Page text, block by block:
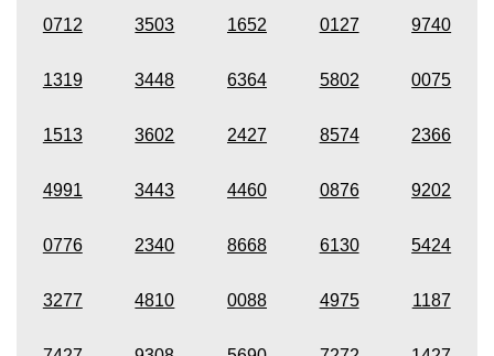
0712 3503 1652 0127 9740
1319 3448 6364 5802 0075
1513 3602 2427 8574 2366
4991 3443 4460 0876 9202
0776 2340 8668 6130 5424
3277 4810 0088 4975 1187